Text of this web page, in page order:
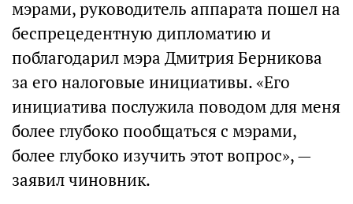
мэрами, руководитель аппарата пошел на
беспрецедентную дипломатию и
поблагодарил мэра Дмитрия Берникова
за его налоговые инициативы. «Его
инициатива послужила поводом для меня
более глубоко пообщаться с мэрами,
более глубоко изучить этот вопрос», —
заявил чиновник.